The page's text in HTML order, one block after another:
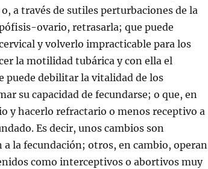
a través de sutiles perturbaciones de la
ovario, retrasarla; que puede
y volverlo impracticable para los
la motilidad tubárica y con ella el
puede debilitar la vitalidad de los
su capacidad de fecundarse; o que, en
y hacerlo refractario o menos receptivo a
Es decir, unos cambios son
la fecundación; otros, en cambio, operan
como interceptivos o abortivos muy